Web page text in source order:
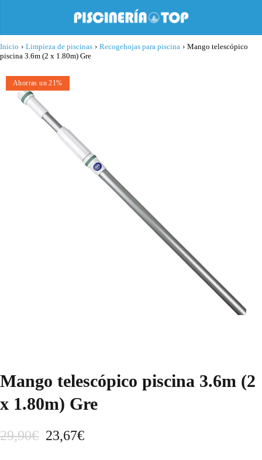
Inicio › Limpieza de piscinas › Recogehojas para piscina › Mango telescópico
piscina 3.6m (2 x 1.80m) Gre
Ahorras un 21%
Mango telescópico piscina 3.6m (2
x 1.80m) Gre
29,90€ E
23,67€E